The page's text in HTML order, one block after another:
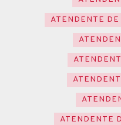
ATENDENTE
ATENDENTE